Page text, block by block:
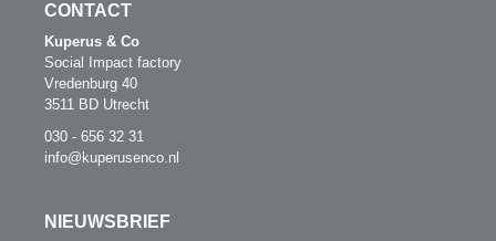
CONTACT
Kuperus & Co
Social Impact factory
Vredenburg 40
3511 BD Utrecht
030 - 656 32 31
info@kuperusenco.nl
NIEUWSBRIEF